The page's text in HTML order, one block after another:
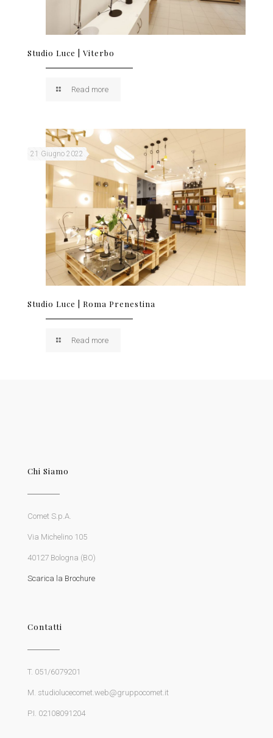
Studio Luce | Viterbo
Read more
21 Giugno 2022
Studio Luce | Roma Prenestina
Read more
Chi Siamo
Comet S.p.A.
Via Michelino 105
40127 Bologna (BO)
Scarica la Brochure
Contatti
T. 051/6079201
M. studiolucecomet.web@gruppocomet.it
P.I. 02108091204